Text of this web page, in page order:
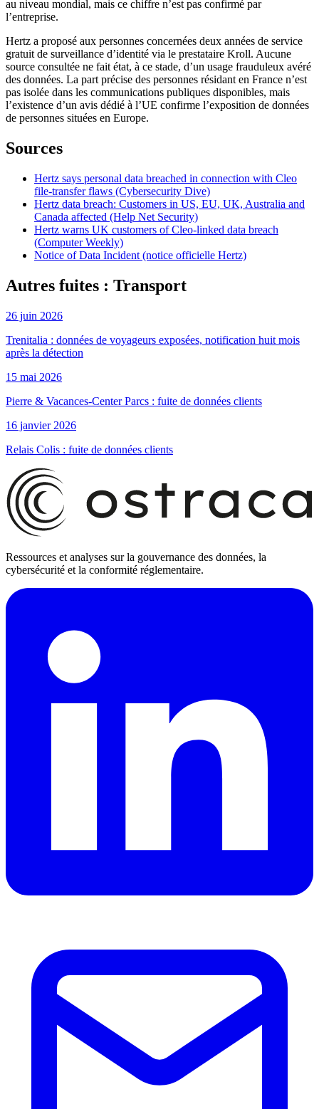
au niveau mondial, mais ce chiffre n’est pas confirmé par
l’entreprise.
Hertz a proposé aux personnes concernées deux années de service
gratuit de surveillance d’identité via le prestataire Kroll. Aucune
source consultée ne fait état, à ce stade, d’un usage frauduleux avéré
des données. La part précise des personnes résidant en France n’est
pas isolée dans les communications publiques disponibles, mais
l’existence d’un avis dédié à l’UE confirme l’exposition de données
de personnes situées en Europe.
Sources
Hertz says personal data breached in connection with Cleo
file-transfer flaws (Cybersecurity Dive)
Hertz data breach: Customers in US, EU, UK, Australia and
Canada affected (Help Net Security)
Hertz warns UK customers of Cleo-linked data breach
(Computer Weekly)
Notice of Data Incident (notice officielle Hertz)
Autres fuites : Transport
26 juin 2026
Trenitalia : données de voyageurs exposées, notification huit mois
après la détection
15 mai 2026
Pierre & Vacances-Center Parcs : fuite de données clients
16 janvier 2026
Relais Colis : fuite de données clients
Ressources et analyses sur la gouvernance des données, la
cybersécurité et la conformité réglementaire.